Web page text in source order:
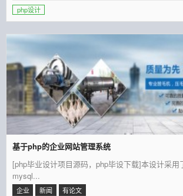
php设计
基于php的企业网站管理系统
[php毕业设计项目源码，php毕设下载]本设计采用
mysql...
企业 新闻 有论文